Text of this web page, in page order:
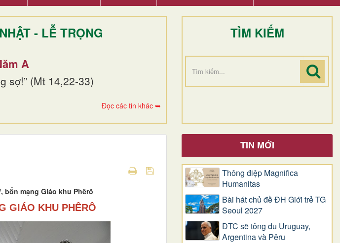
- LỄ TRỌNG
A
sợ!” (Mt 14,22-33)
Đọc các tin khác ➥
TÌM KIẾM
bổn mạng Giáo khu Phêrô
GIÁO KHU PHÊRÔ
TIN MỚI
Thông điệp Magnifica
Humanitas
Bài hát chủ đề ĐH Giới trẻ TG
Seoul 2027
ĐTC sẽ tông du Uruguay,
Argentina và Pêru